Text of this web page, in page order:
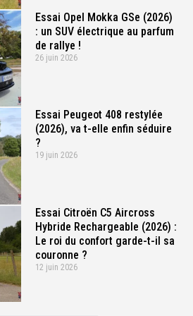
Essai Opel Mokka GSe (2026)
: un SUV électrique au parfum
de rallye !
26 juin 2026
Essai Peugeot 408 restylée
(2026), va t-elle enfin séduire
?
19 juin 2026
Essai Citroën C5 Aircross
Hybride Rechargeable (2026) :
Le roi du confort garde-t-il sa
couronne ?
12 juin 2026